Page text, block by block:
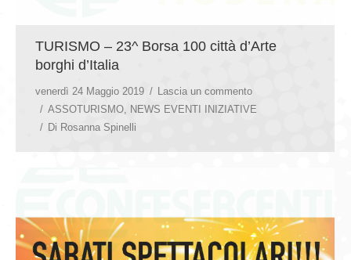
TURISMO – 23^ Borsa 100 città d’Arte
borghi d’Italia
venerdì 24 Maggio 2019
Lascia un commento
ASSOTURISMO
NEWS EVENTI INIZIATIVE
Di Rosanna Spinelli